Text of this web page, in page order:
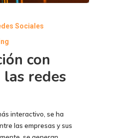
Sociales
con
redes
interactivo, se ha
las empresas y sus